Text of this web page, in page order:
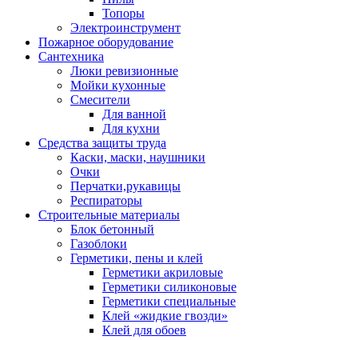
Топоры
Электроинструмент
Пожарное оборудование
Сантехника
Люки ревизионные
Мойки кухонные
Смесители
Для ванной
Для кухни
Средства защиты труда
Каски, маски, наушники
Очки
Перчатки,рукавицы
Респираторы
Строительные материалы
Блок бетонный
Газоблоки
Герметики, пены и клей
Герметики акриловые
Герметики силиконовые
Герметики специальные
Клей «жидкие гвозди»
Клей для обоев